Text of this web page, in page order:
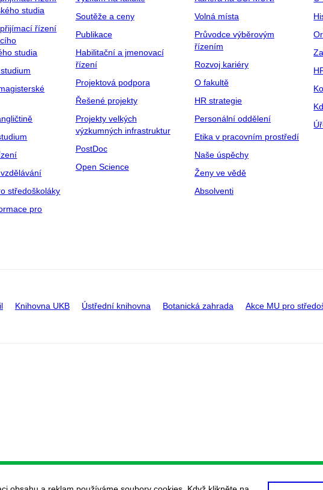
studia
řízení
studia
středoškoláky
pro
Soutěže a ceny
Publikace
Habilitační a jmenovací
řízení
Projektová podpora
Řešené projekty
Projekty velkých
výzkumných infrastruktur
PostDoc
Open Science
Volná místa
Průvodce výběrovým
řízením
Rozvoj kariéry
O fakultě
HR strategie
Personální oddělení
Etika v pracovním prostředí
Naše úspěchy
Ženy ve vědě
Absolventi
Knihovna UKB Ústřední knihovna Botanická zahrada Akce MU pro